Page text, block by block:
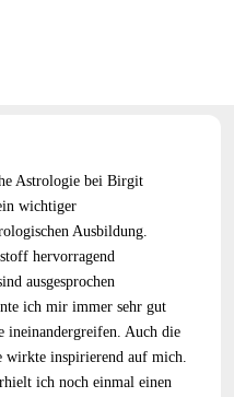
Astrologie bei Birgit
wichtiger
Ausbildung.
hervorragend
ausgesprochen
ich mir immer sehr gut
ineinandergreifen. Auch die
wirkte inspirierend auf mich.
ich noch einmal einen